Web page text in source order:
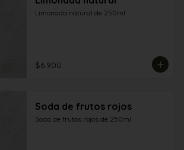
Limonada natural de 250ml
$6.900
Soda de frutos rojos
Soda de frutos rojos de 250ml